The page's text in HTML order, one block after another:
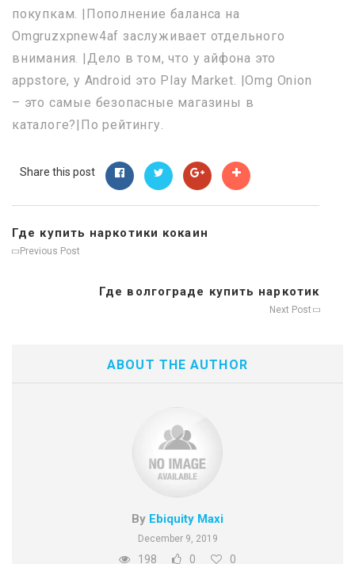
покупкам. |Пополнение баланса на
Omgruzxpnew4af заслуживает отдельного
внимания. |Дело в том, что у айфона это
appstore, у Android это Play Market. |Omg Onion
– это самые безопасные магазины в
каталоге?|По рейтингу.
Share this post
Где купить наркотики кокаин
Previous Post
Где волгограде купить наркотик
Next Post
ABOUT THE AUTHOR
By Ebiquity Maxi
December 9, 2019
198 0 0